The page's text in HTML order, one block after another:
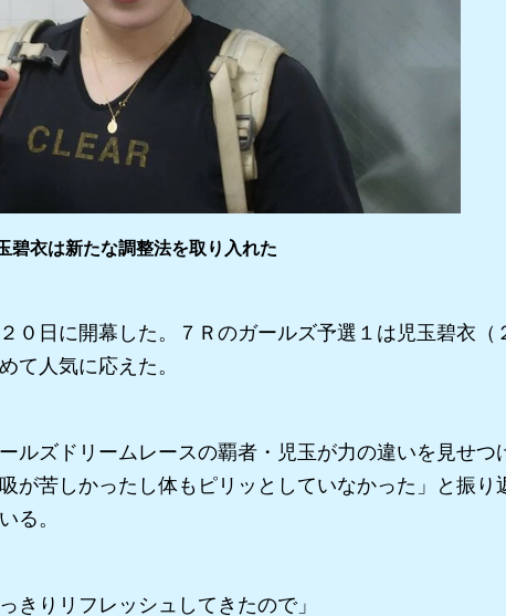
碧衣は新たな調整法を取り入れた
日に開幕した。７Ｒのガールズ予選１は児玉碧衣（
て人気に応えた。
ルズドリームレースの覇者・児玉が力の違いを見せつ
が苦しかったし体もピリッとしていなかった」と振り
る。
きりリフレッシュしてきたので」